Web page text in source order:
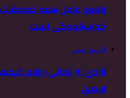
راهور: عامل همه
خواب‌آلودگی است
4 روز پیش
آزادی ۸۱ زندانی
اربعین